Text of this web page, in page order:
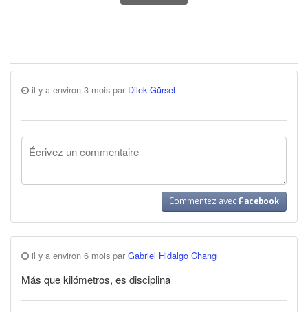
il y a environ 3 mois par Dilek Gürsel
Commentez avec Facebook
il y a environ 6 mois par Gabriel Hidalgo Chang
Más que kilómetros, es disciplina